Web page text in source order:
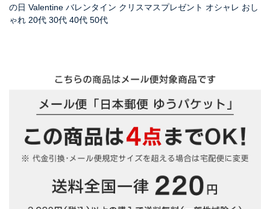
の日 Valentine バレンタイン クリスマスプレゼント オシャレ おし
ゃれ 20代 30代 40代 50代